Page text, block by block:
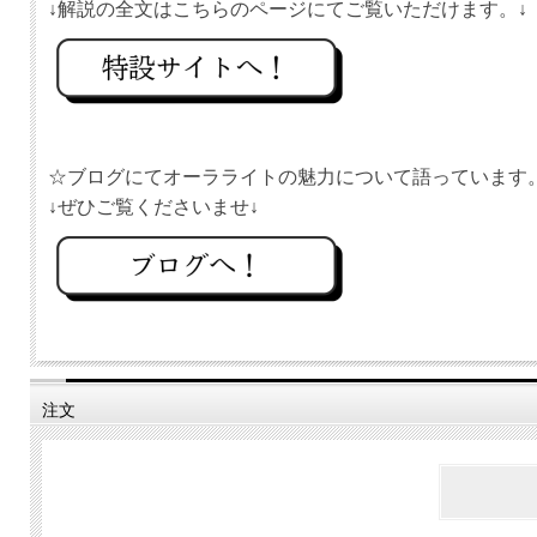
☆ブログにてオーラライトの魅力について語っています。
注文